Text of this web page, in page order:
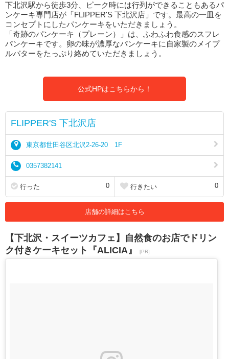
下北沢駅から徒歩3分、ピーク時には行列ができることもあるパ
ンケーキ専門店が「FLIPPER'S 下北沢店」です。最高の一皿を
コンセプトにしたパンケーキをいただきましょう。
「奇跡のパンケーキ（プレーン）」は、ふわふわ食感のスフレ
パンケーキです。卵の味が濃厚なパンケーキに自家製のメイプ
ルバターをたっぷり絡めていただきましょう。
公式HPはこちらから！
FLIPPER'S 下北沢店
東京都世田谷区北沢2-26-20 1F
0357382141
行った 0 行きたい 0
店舗の詳細はこちら
【下北沢・スイーツカフェ】自然食のお店でドリン
ク付きケーキセット『ALICIA』
[PR]